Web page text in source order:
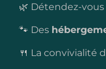
🌿 Détendez-
🐾 Des
🍴 La convivialité